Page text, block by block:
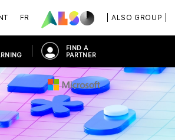
| ALSO GROUP |
FR
FIND A
PARTNER